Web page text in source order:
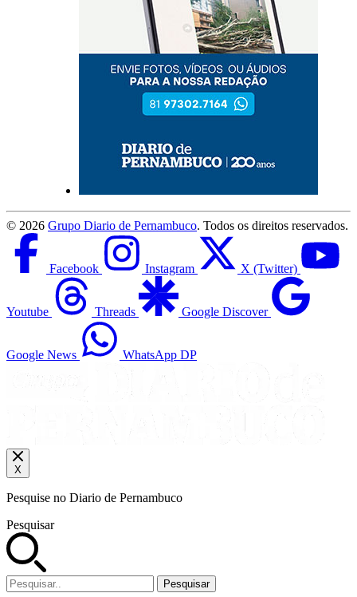
© 2026 Grupo Diario de Pernambuco. Todos os direitos reservados.
Facebook Instagram X (Twitter)
Youtube Threads Google Discover
Google News WhatsApp DP
X
Pesquise no Diario de Pernambuco
Pesquisar
Pesquisar